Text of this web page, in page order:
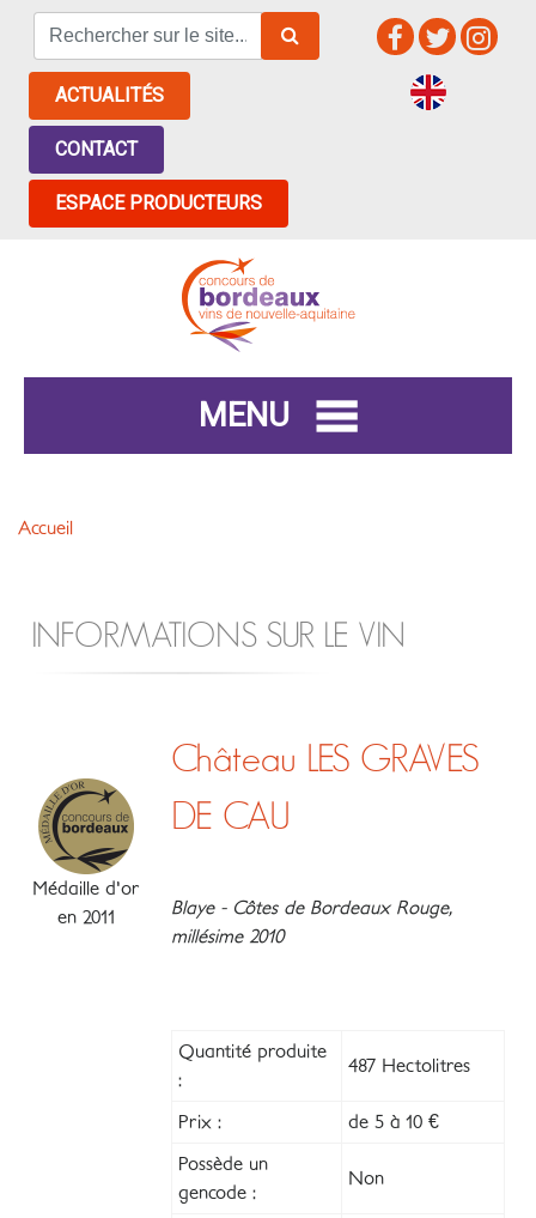
ACTUALITÉS
CONTACT
ESPACE PRODUCTEURS
MENU
Accueil
INFORMATIONS SUR LE VIN
Médaille d'or
en 2011
Château LES GRAVES
DE CAU
Blaye - Côtes de Bordeaux Rouge,
millésime 2010
Quantité produite
:
487 Hectolitres
Prix : de 5 à 10 €
Possède un
gencode :
Non